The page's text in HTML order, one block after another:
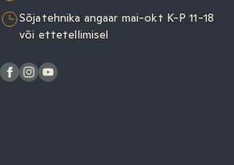
Sõjatehnika angaar mai-okt K-P 11-18
või ettetellimisel